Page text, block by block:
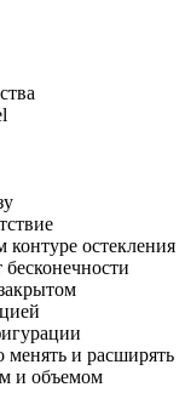
остекления
менять и расширять
и объемом